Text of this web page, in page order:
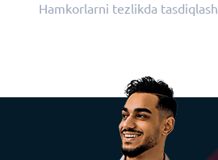
Hamkorlarni tezlikda tasdiqlash